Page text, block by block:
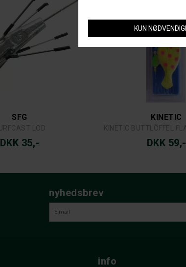
SFG
DKK 35,-
KINETIC
DKK 59,-
nyhedsbrev
info